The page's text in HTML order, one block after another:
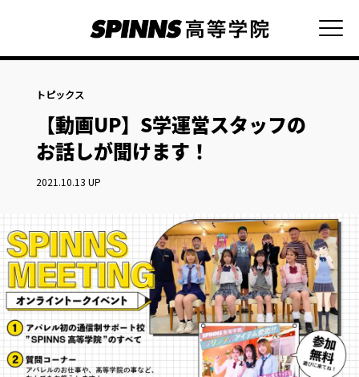
トピックス
【動画UP】S学運営スタッフの
お話しが聞けます！
2021.10.13 UP